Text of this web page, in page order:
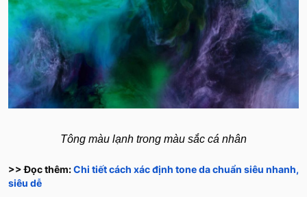
Tông màu lạnh trong màu sắc cá nhân
>> Đọc thêm:Chi tiết cách xác định tone da chuẩn siêu nhanh,
siêu dễ